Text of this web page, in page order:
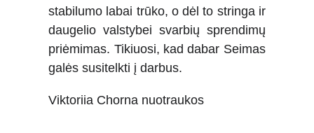
stabilumo labai trūko, o dėl to stringa ir
daugelio valstybei svarbių sprendimų
priėmimas. Tikiuosi, kad dabar Seimas
galės susitelkti į darbus.
Viktoriia Chorna nuotraukos